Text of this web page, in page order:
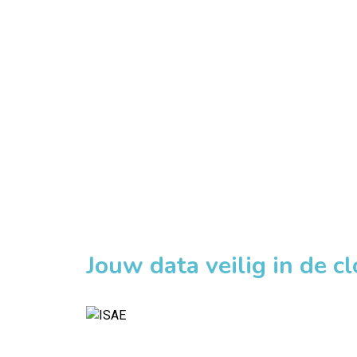
Jouw data veilig in de